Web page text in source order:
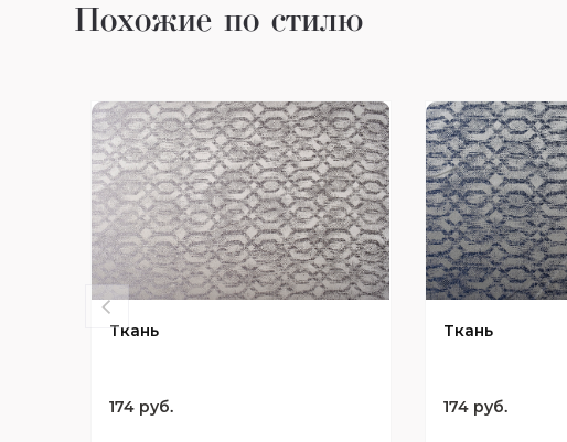
Похожие по стилю
Ткань
174 руб.
Ткань
174 руб.